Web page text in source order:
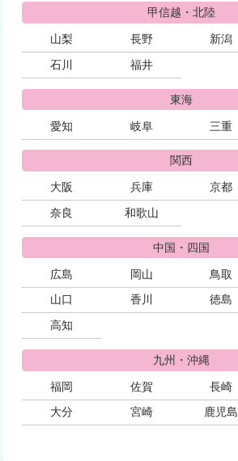
甲信越・北陸
山梨 長野 新潟
石川
福井
東海
愛知 岐阜 三重
関西
大阪 兵庫 京都
奈良
和歌山
中国・四国
広島 岡山 鳥取
山口
香川 徳島
高知
九州・沖縄
福岡 佐賀 長崎
大分
宮崎 鹿児島